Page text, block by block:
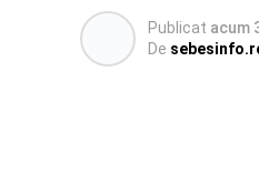
Publicat acum
De